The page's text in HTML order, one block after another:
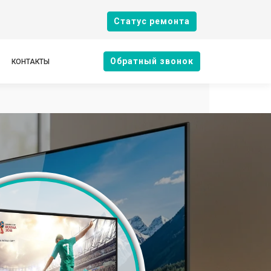
Cтатус ремонта
КОНТАКТЫ Oбратный звонок